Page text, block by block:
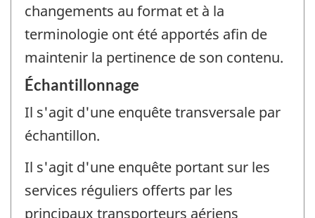
changements au format et à la
terminologie ont été apportés afin de
maintenir la pertinence de son contenu.
Échantillonnage
Il s'agit d'une enquête transversale par
échantillon.
Il s'agit d'une enquête portant sur les
services réguliers offerts par les
principaux transporteurs aériens